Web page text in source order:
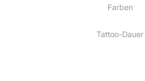
Farben
Tattoo-Dauer